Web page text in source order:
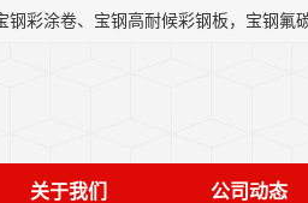
关于我们 公司动态